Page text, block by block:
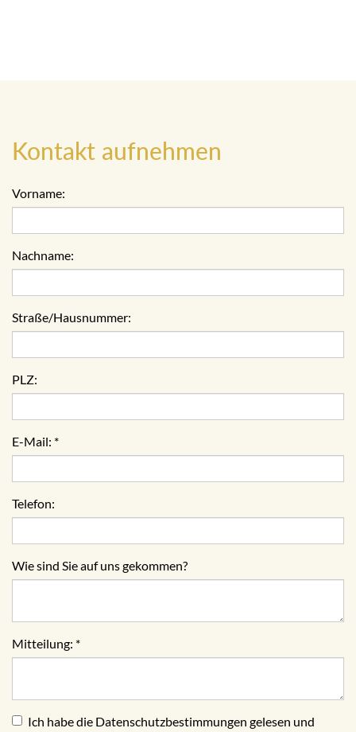
Kontakt aufnehmen
Vorname:
Nachname:
Straße/Hausnummer:
PLZ:
E-Mail: *
Telefon:
Wie sind Sie auf uns gekommen?
Mitteilung: *
Ich habe die Datenschutzbestimmungen gelesen und